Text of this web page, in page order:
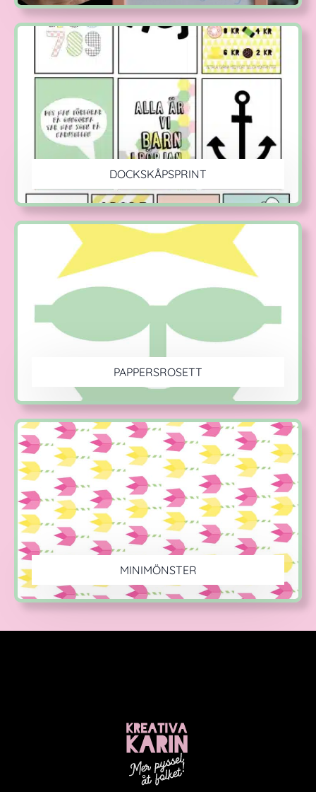
DOCKSKÅPSPRINT
PAPPERSROSETT
MINIMÖNSTER